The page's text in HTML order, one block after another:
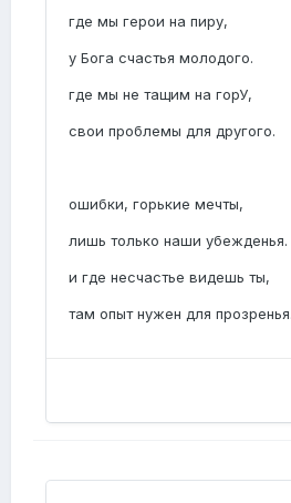
где мы герои на пиру,
у Бога счастья молодого.
где мы не тащим на горУ,
свои проблемы для другого.
ошибки, горькие мечты,
лишь только наши убежденья.
и где несчастье видешь ты,
там опыт нужен для прозренья.